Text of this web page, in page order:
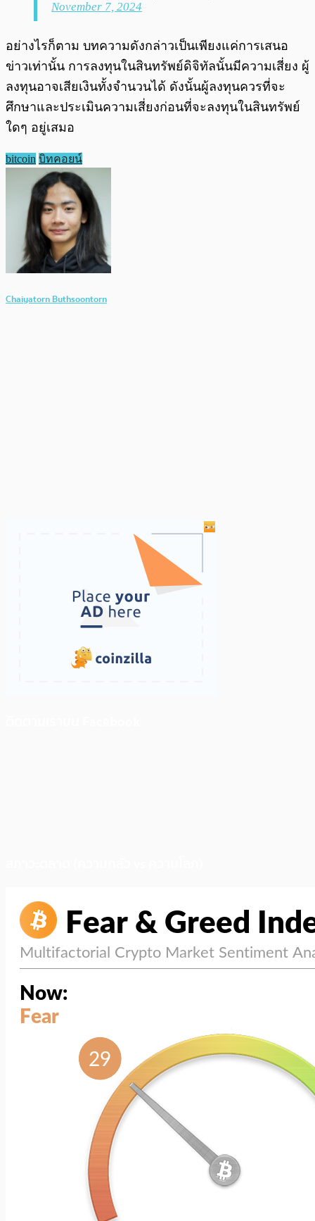
November 7, 2024
อย่างไรก็ตาม บทความดังกล่าวเป็นเพียงแค่การเสนอ
ข่าวเท่านั้น การลงทุนในสินทรัพย์ดิจิทัลนั้นมีความเสี่ยง ผู้
ลงทุนอาจเสียเงินทั้งจำนวนได้ ดังนั้นผู้ลงทุนควรที่จะ
ศึกษาและประเมินความเสี่ยงก่อนที่จะลงทุนในสินทรัพย์
ใดๆ อยู่เสมอ
bitcoin บิทคอยน์
Chaiyatorn Buthsoontorn